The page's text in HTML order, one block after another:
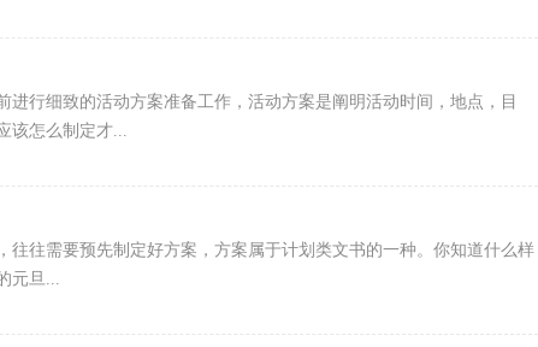
行细致的活动方案准备工作，活动方案是阐明活动时间，地点，目
该怎么制定才...
往需要预先制定好方案，方案属于计划类文书的一种。你知道什么样
元旦...